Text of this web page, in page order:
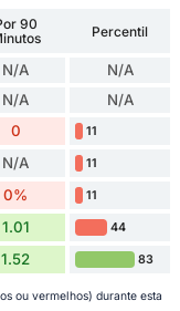
90
Percentil
N/A N/A
N/A N/A
0 11
N/A 11
0% 11
1.01 44
1.52 83
ou vermelhos) durante esta